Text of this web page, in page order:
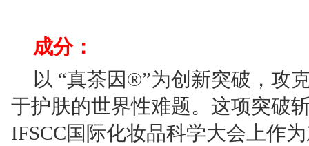
成分：
以 “真茶因®”为创新突破，攻
于护肤的世界性难题。这项突破
IFSCC国际化妆品科学大会上作